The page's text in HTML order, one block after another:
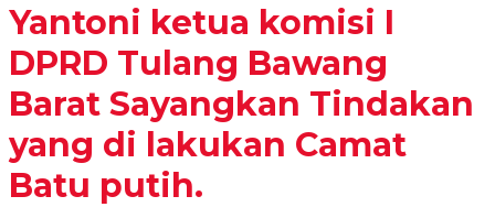
Yantoni ketua komisi I
DPRD Tulang Bawang
Barat Sayangkan Tindakan
yang di lakukan Camat
Batu putih.